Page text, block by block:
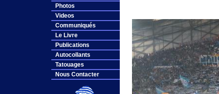
Photos
Videos
Communiqués
Le Livre
Publications
Autocollants
Tatouages
Nous Contacter